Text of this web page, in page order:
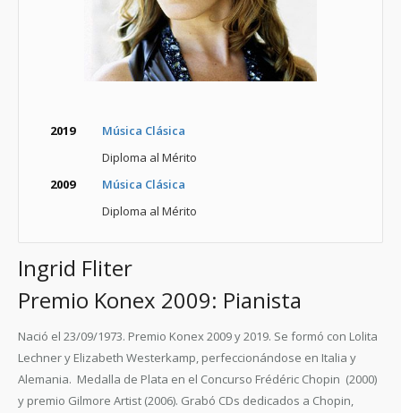
2019
Música Clásica
Diploma al Mérito
2009
Música Clásica
Diploma al Mérito
Ingrid Fliter
Premio Konex 2009: Pianista
Nació el 23/09/1973. Premio Konex 2009 y 2019. Se formó con Lolita
Lechner y Elizabeth Westerkamp, perfeccionándose en Italia y
Alemania. Medalla de Plata en el Concurso Frédéric Chopin (2000)
y premio Gilmore Artist (2006). Grabó CDs dedicados a Chopin,